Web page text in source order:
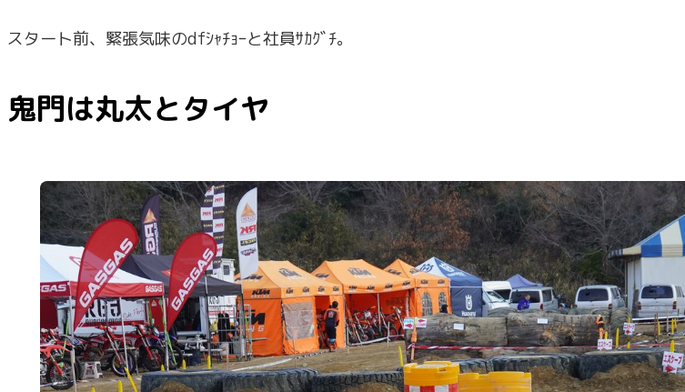
スタート前、緊張気味のdfｼｬﾁｮｰと社員ｻｶｸﾞﾁ。
鬼門は丸太とタイヤ